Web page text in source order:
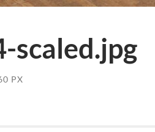
scaled.jpg
PX